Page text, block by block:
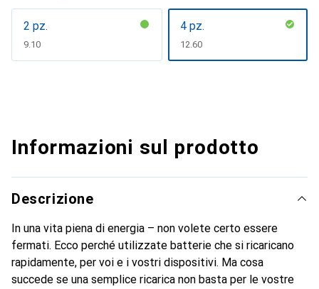
2 pz.
CHF
9.10
4 pz.
CHF
12.60
Informazioni sul prodotto
Descrizione
In una vita piena di energia – non volete certo essere
fermati. Ecco perché utilizzate batterie che si ricaricano
rapidamente, per voi e i vostri dispositivi. Ma cosa
succede se una semplice ricarica non basta per le vostre